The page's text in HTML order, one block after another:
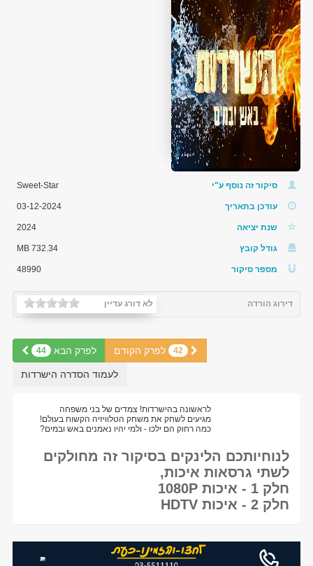
סיקור זה נוסף ע"י Sweet-Star
עודכן בתאריך 03-12-2024
שנת יציאה 2024
גודל קובץ 732.34 MB
מספר סיקור 48990
לא דורג עדיין דירוג הורדה
לפרק הבא 44 42 לפרק הקודם
לעמוד הסדרה הישרדות
לנוחיותכם הלינקים בסיקור זה מחולקים
לשתי גרסאות איכות,
חלק 1 - איכות 1080P
חלק 2 - איכות HDTV
לראשונה בהישרדות! צמדים של בני משפחה
מגיעים לשחק את משחק הטלוויזיה הקשוח בעולם!
כמה רחוק הם ילכו - ולמי יהיו נאמנים באש ובמים?